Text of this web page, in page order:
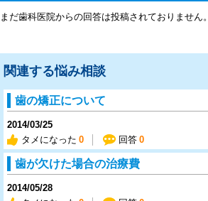
まだ歯科医院からの回答は投稿されておりません。
関連する悩み相談
歯の矯正について
2014/03/25
タメになった 0 回答 0
歯が欠けた場合の治療費
2014/05/28